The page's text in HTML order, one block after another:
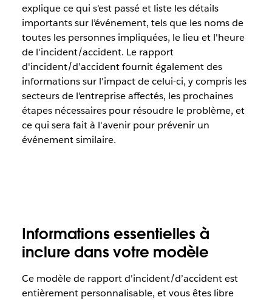
explique ce qui s'est passé et liste les détails
importants sur l’événement, tels que les noms de
toutes les personnes impliquées, le lieu et l'heure
de l'incident/accident. Le rapport
d'incident/d’accident fournit également des
informations sur l'impact de celui-ci, y compris les
secteurs de l'entreprise affectés, les prochaines
étapes nécessaires pour résoudre le problème, et
ce qui sera fait à l'avenir pour prévenir un
événement similaire.
Informations essentielles à
inclure dans votre modèle
Ce modèle de rapport d'incident/d’accident est
entièrement personnalisable, et vous êtes libre